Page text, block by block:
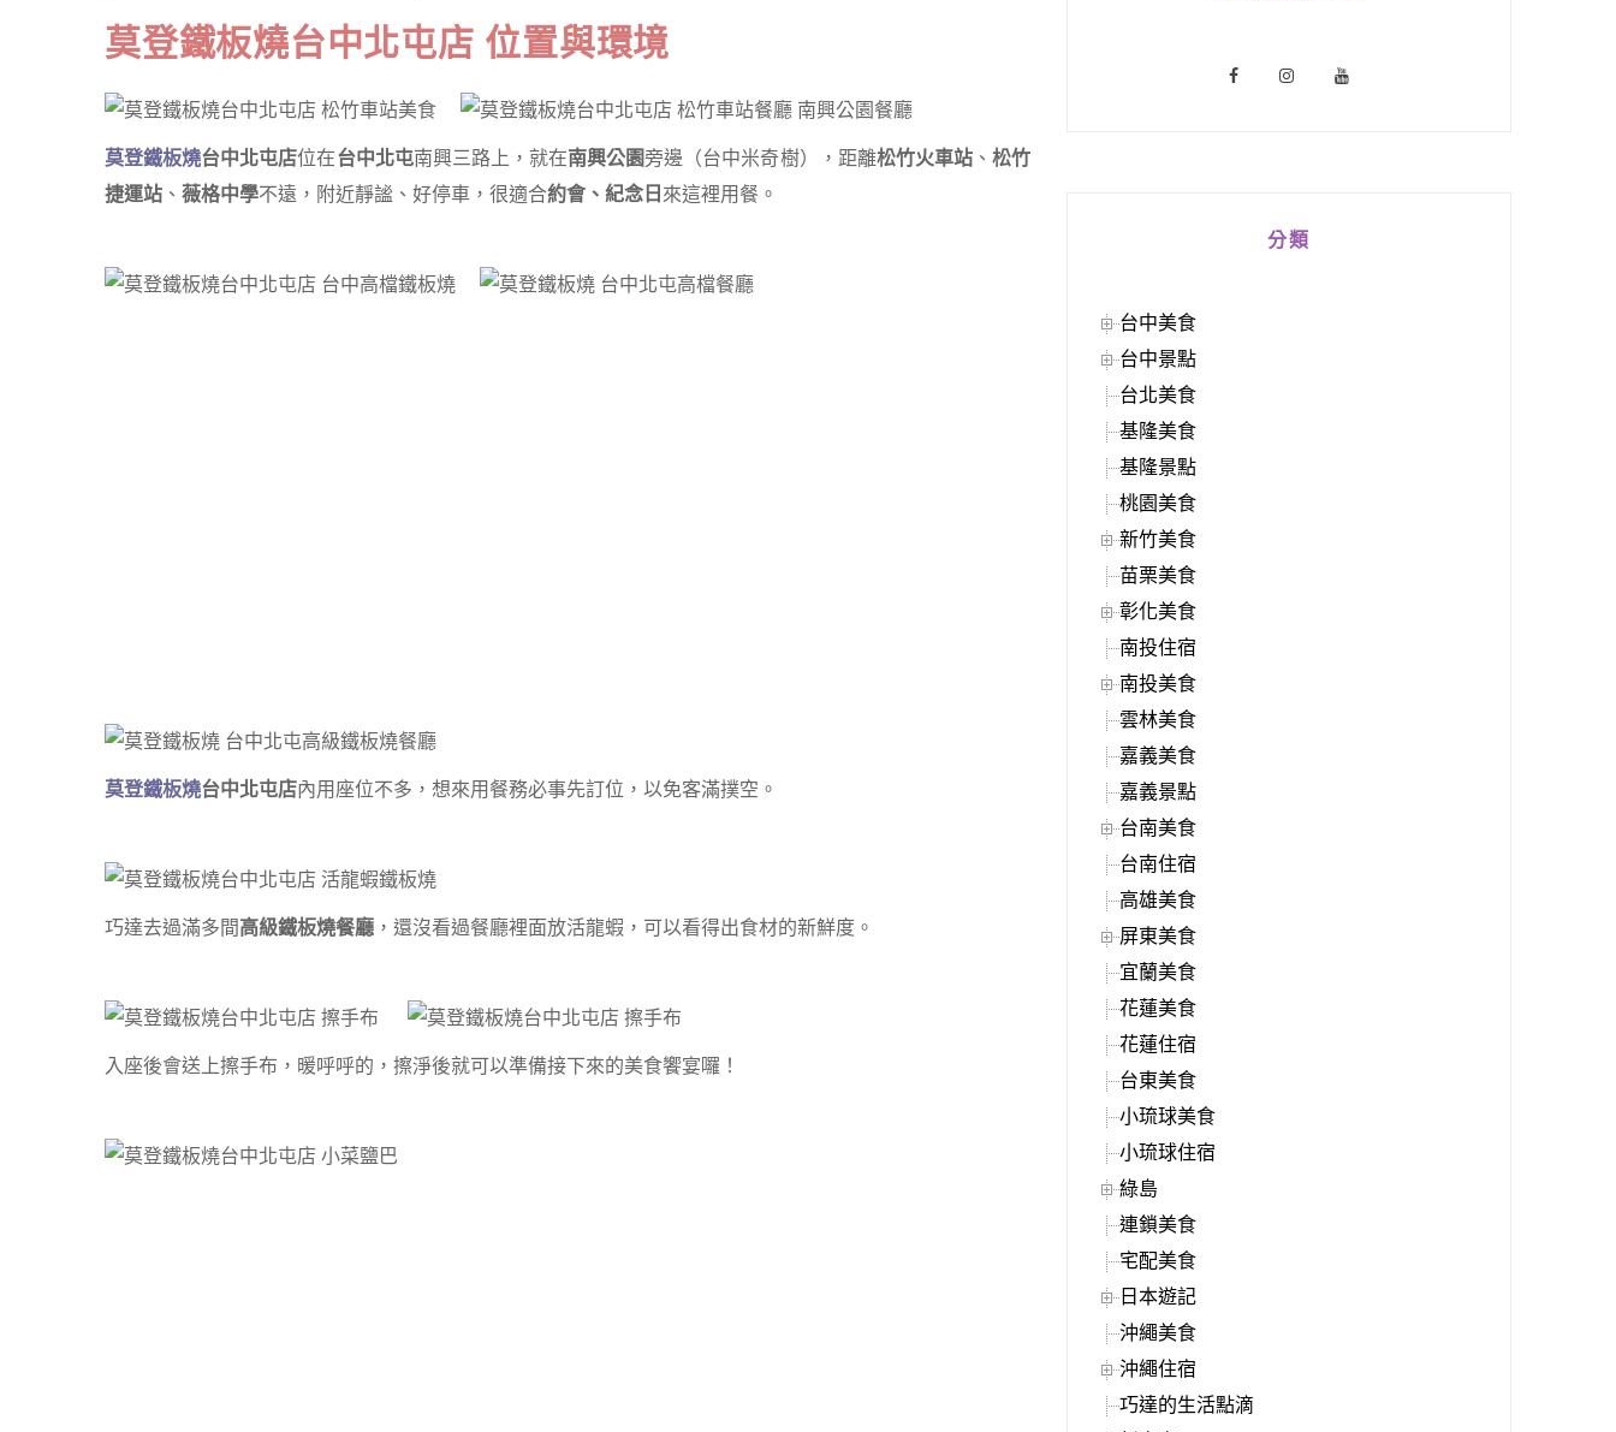
莫登鐵板燒台中北屯店 位置與環境
莫登鐵板燒台中北屯店位在台中北屯南興三路上，就在南興公園旁邊（台中米奇樹），距離松竹火車站、 松竹
捷運站 、 薇格中學不遠，附近靜謐、好停車，很適合約會、紀念日 來這裡用餐。
莫登鐵板燒台中北屯店內用座位不多，想來用餐務必事先訂位，以免客滿撲空。
巧達去過滿多間高級鐵板燒餐廳 ，還沒看過餐廳裡面放活龍蝦，可以看得出食材的新鮮度。
入座後會送上擦手布，暖呼呼的，擦淨後就可以準備接下來的美食饗宴囉！
分類
台中美食
台中景點
台北美食
基隆美食
基隆景點
桃園美食
新竹美食
苗栗美食
彰化美食
南投住宿
南投美食
雲林美食
嘉義美食
嘉義景點
台南美食
台南住宿
高雄美食
屏東美食
宜蘭美食
花蓮美食
花蓮住宿
台東美食
小琉球美食
小琉球住宿
綠島
連鎖美食
宅配美食
日本遊記
沖繩美食
沖繩住宿
巧達的生活點滴